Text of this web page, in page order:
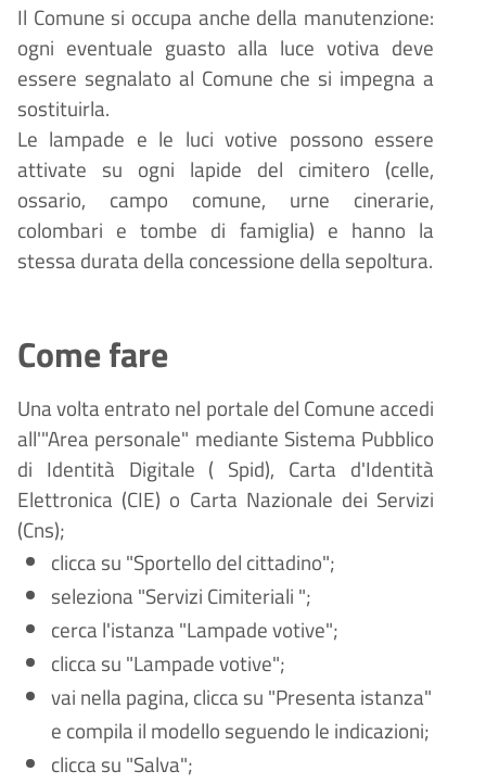
Il Comune si occupa anche della manutenzione:
ogni eventuale guasto alla luce votiva deve
essere segnalato al Comune che si impegna a
sostituirla.
Le lampade e le luci votive possono essere
attivate su ogni lapide del cimitero (celle,
ossario, campo comune, urne cinerarie,
colombari e tombe di famiglia) e hanno la
stessa durata della concessione della sepoltura.
Come fare
Una volta entrato nel portale del Comune accedi
all'"Area personale" mediante Sistema Pubblico
di Identità Digitale ( Spid), Carta d'Identità
Elettronica (CIE) o Carta Nazionale dei Servizi
(Cns);
clicca su "Sportello del cittadino";
seleziona "Servizi Cimiteriali ";
cerca l'istanza "Lampade votive";
clicca su "Lampade votive";
vai nella pagina, clicca su "Presenta istanza"
e compila il modello seguendo le indicazioni;
clicca su "Salva";